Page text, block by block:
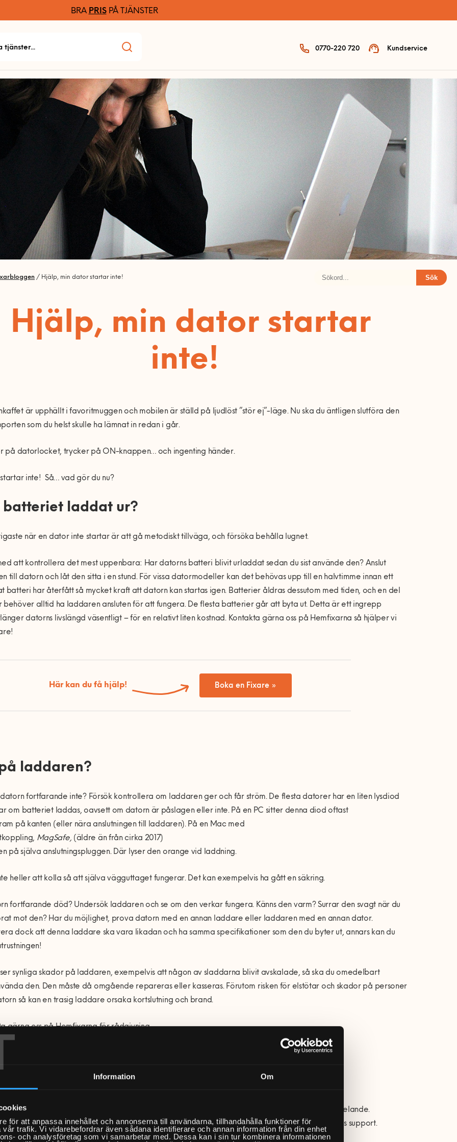
Information Om
för att anpassa innehållet och annonserna till användarna, tillhandahålla funktioner för
trafik. Vi vidarebefordrar även sådana identifierare och annan information från din enhet
och analysföretag som vi samarbetar med. Dessa kan i sin tur kombinera informationen
BRA PRISPÅ TJÄNSTER
0770-220 720 Kundservice
/ Hjälp, min dator startar inte! Sök
Hjälp, min dator startar
inte!
är upphällt i favoritmuggen och mobilenär ställd på ljudlöst ”stör ej ”-läge. Nu ska duäntligen slutföra den
som du helst skulle ha lämnat in redan i går.
på datorlocket, trycker på ON-knappen… och ingenting händer.
inte! Så… vad gör du nu?
batteriet laddat ur?
när en dator inte startarär att gå metodiskt tillväga, och försöka behålla lugnet.
att kontrollera det mest uppenbara: Har datorns batteri blivit urladdat sedan du sist använde den? Anslut
till datorn och låt den sitta i en stund. För vissa datormodeller kan det behövas upp till en halvtimme innan ett
batteri haråterfått så mycket kraft att datorn kan startas igen. Batterier åldras dessutom med tiden, och en del
behöver alltid ha laddaren ansluten för att fungera. De flesta batterier går att byta ut. Dettaär ett ingrepp
nger datorns livslängd väsentligt – för en relativt liten kostnad. Kontakta gärna oss på Hemfixarna så hjälper vi
Här kan du få hjälp! Boka en Fixare »
å laddaren?
fortfarande inte? Försök kontrollera om laddaren ger och får ström. De flesta datorer har en liten lysdiod
om batteriet laddas, oavsett om datorn är påslagen eller inte. På en PC sitter denna diod oftast
på kanten (eller nära anslutningen till laddaren). På en Mac med
MagSafe, (äldre än från cirka 2017)
på själva anslutningspluggen. Där lyser den orange vid laddning.
heller att kolla såatt själva vägguttaget fungerar. Det kan exempelvis ha gått en säkring.
fortfarande död? Undersök laddaren och se om den verkar fungera. Känns den varm? Surrar den svagt när du
mot den? Har du möjlighet, prova datorn med en annan laddare eller laddaren med en annan dator.
dock att denna laddare ska vara likadan och ha samma specifikationer som den du byter ut, annars kan du
synliga skador på laddaren, exempelvis att någon av sladdarna blivit avskalade, såska du omedelbart
ända den. Den måste då omgående repareras eller kasseras. Förutom risken för elstötar och skador på personer
så kan en trasig laddare orsaka kortslutning och brand.
gärna oss påHemfixarna för rådgivning.
Mac inte startar som den ska
”skräckscenario
örst verkar starta som vanligt, men plötsligt visar ett felmeddelande.
rör det sig (oftast) om en förbudsskylt och en webbadress under, med en hänvisning till Apples support.